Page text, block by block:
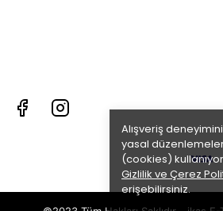
Alışveriş
yasal
(cookies)
Gizlilik ve Çerez
erişebilirsiniz.